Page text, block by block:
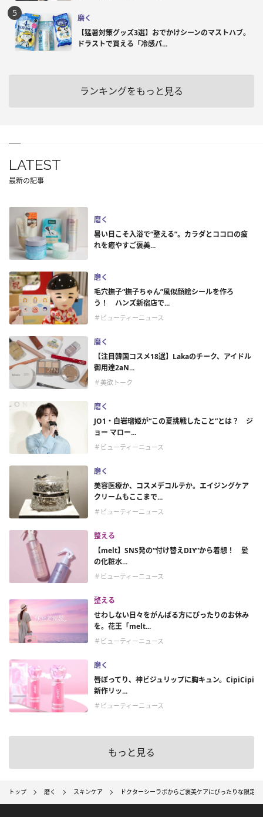
磨く
【猛暑対策グッズ3選】おでかけシーンのマストハブ。
ドラストで買える「冷感パ...
ランキングをもっと見る
LATEST
最新の記事
磨く
暑い日こそ入浴で“整える”。カラダとココロの疲
れを癒やすご褒美...
磨く
毛穴撫子“撫子ちゃん”風似顔絵シールを作ろ
う！ ハンズ新宿店で...
＃ビューティーニュース
磨く
【注目韓国コスメ18選】Lakaのチーク、アイドル
御用達2aN...
＃美欲トーク
磨く
JO1・白岩瑠姫が“この夏挑戦したこと”とは？ ジ
ョー マロー...
＃ビューティーニュース
磨く
美容医療か、コスメデコルテか。エイジングケア
クリームもここまで...
＃ビューティーニュース
整える
【melt】SNS発の“付け替えDIY”から着想！ 髪
の化粧水...
＃ビューティーニュース
整える
せわしない日々をがんばる方にぴったりのお休み
を。花王「melt...
＃ビューティーニュース
磨く
唇ぽってり、神ビジュリップに胸キュン。CipiCipi
新作リッ...
＃ビューティーニュース
もっと見る
トップ 磨く スキンケア ドクターシーラボからご褒美ケアにぴったりな限定